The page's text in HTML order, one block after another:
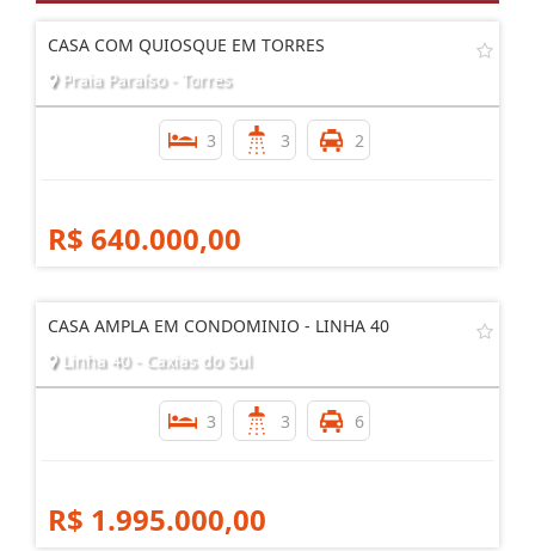
CASA COM QUIOSQUE EM TORRES
Praia Paraíso - Torres
3 3 2
R$ 640.000,00
CASA AMPLA EM CONDOMINIO - LINHA 40
Linha 40 - Caxias do Sul
3 3 6
R$ 1.995.000,00